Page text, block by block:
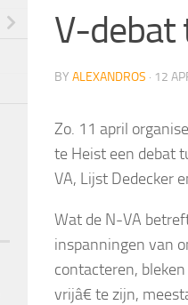
V-debat
BY ALEXANDROS · 12
Zo. 11 april
te Heist een debat
VA, Lijst Dedecker
Wat de N-VA
inspanningen van
contacteren,
vrijâ€ te zijn,